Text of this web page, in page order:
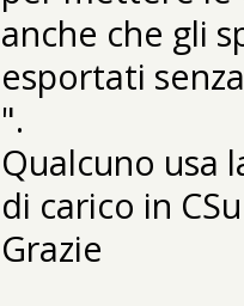
anche che gli
esportati
".
Qualcuno usa
di carico in
Grazie